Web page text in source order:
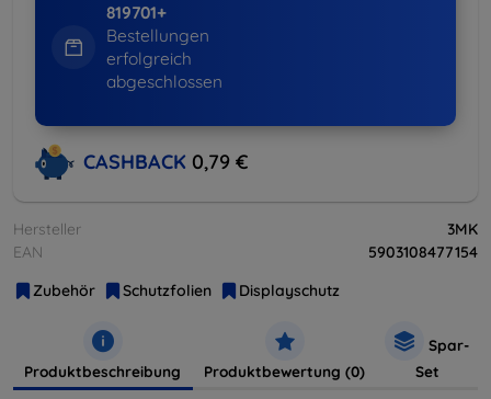
819701+
Bestellungen
erfolgreich
abgeschlossen
CASHBACK 0,79 €
Hersteller
3MK
EAN
5903108477154
Zubehör
Schutzfolien Displayschutz
Produktbeschreibung Produktbewertung (0)
Spar-
Set